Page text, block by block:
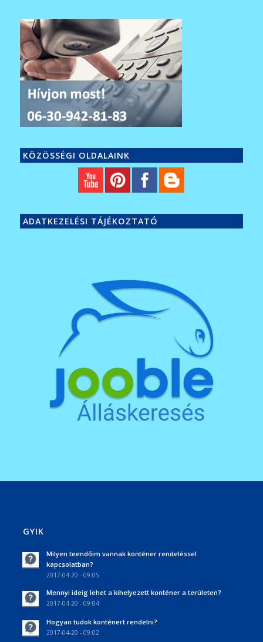
KÖZÖSSÉGI OLDALAINK
ADATKEZELÉSI TÁJÉKOZTATÓ
GYIK
Milyen teendőim vannak konténer rendeléssel
kapcsolatban?
2017-04-20 - 09:05
Mennyi ideig lehet a kihelyezett konténer a területen?
2017-04-20 - 09:04
Hogyan tudok konténert rendelni?
2017-04-20 - 09:02